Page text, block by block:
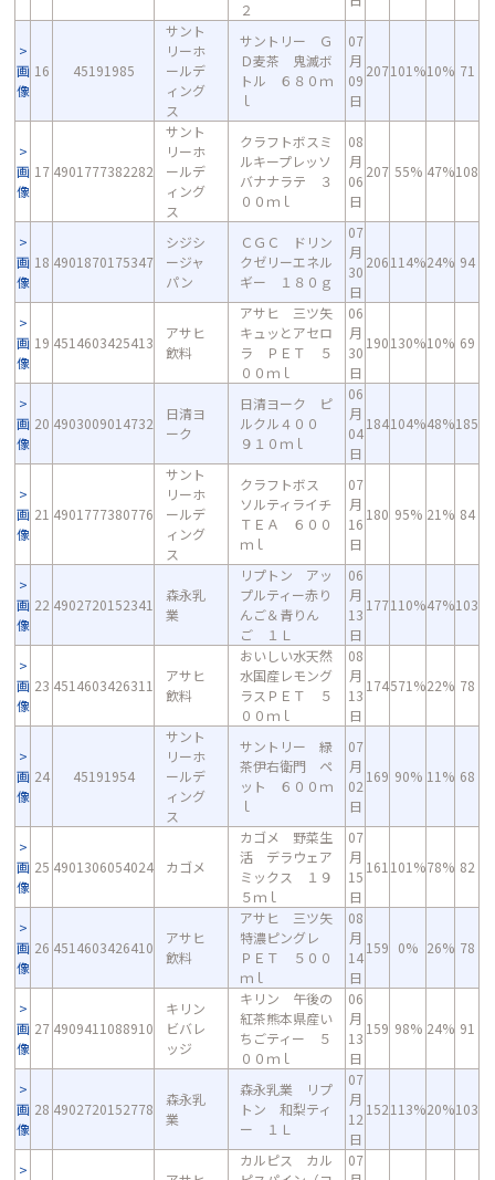
２
画
像
16 45191985
サント
リーホ
ールデ
ィング
ス
サントリー Ｇ
Ｄ麦茶 鬼滅ボ
トル ６８０ｍ
ｌ
07
月
09
日
207101%10% 71
画
像
17 4901777382282
サント
リーホ
ールデ
ィング
ス
クラフトボスミ
ルキープレッソ
バナナラテ ３
００ｍｌ
08
月
06
日
207 55% 47%108
画
像
18 4901870175347
シジシ
ージャ
パン
ＣＧＣ ドリン
クゼリーエネル
ギー １８０ｇ
07
月
30
日
206114%24% 94
画
像
19 4514603425413
アサヒ
飲料
アサヒ 三ツ矢
キュッとアセロ
ラ ＰＥＴ ５
００ｍｌ
06
月
30
日
190130%10% 69
画
像
20 4903009014732
日清ヨ
ーク
日清ヨーク ピ
ルクル４００
９１０ｍｌ
06
月
04
日
184104%48%185
画
像
21 4901777380776
サント
リーホ
ールデ
ィング
ス
クラフトボス
ソルティライチ
ＴＥＡ ６００
ｍｌ
07
月
16
日
180 95% 21% 84
画
像
22 4902720152341
森永乳
業
リプトン アッ
プルティー赤り
んご＆青りん
ご １Ｌ
06
月
13
日
177110%47%103
画
像
23 4514603426311
アサヒ
飲料
おいしい水天然
水国産レモング
ラスＰＥＴ ５
００ｍｌ
08
月
13
日
174571%22% 78
画
像
24 45191954
サント
リーホ
ールデ
ィング
ス
サントリー 緑
茶伊右衛門 ペ
ット ６００ｍ
ｌ
07
月
02
日
169 90% 11% 68
画
像
25 4901306054024 カゴメ
カゴメ 野菜生
活 デラウェア
ミックス １９
５ｍｌ
07
月
15
日
161 101%78% 82
画
像
26 4514603426410
アサヒ
飲料
アサヒ 三ツ矢
特濃ピングレ
ＰＥＴ ５００
ｍｌ
08
月
14
日
159 0% 26% 78
画
像
27 4909411088910
キリン
ビバレ
ッジ
キリン 午後の
紅茶熊本県産い
ちごティー ５
００ｍｌ
06
月
13
日
159 98% 24% 91
画
像
28 4902720152778
森永乳
業
森永乳業 リプ
トン 和梨ティ
ー １Ｌ
07
月
12
日
152113%20%103
カルピス カル
07